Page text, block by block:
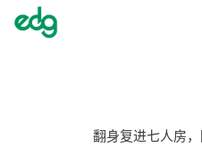
翻身复进七人房，